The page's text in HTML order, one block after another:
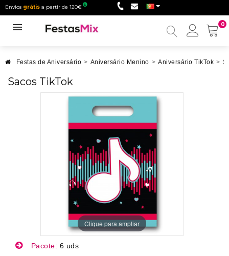
Envios grátis a partir de 120€
0
Minha
Festas de Aniversário > Aniversário Menino > Aniversário TikTok >
Sacos TikTok
Clique para ampliar
Pacote: 6 uds